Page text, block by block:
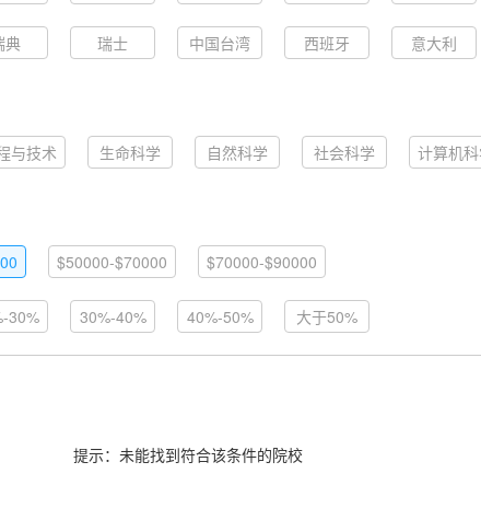
典 瑞士 中国台湾 西班牙 意大利
与技术 生命科学 自然科学 社会科学 计算机
$50000-$70000 $70000-$90000
30% 30%-40% 40%-50% 大于50%
提示：未能找到符合该条件的院校